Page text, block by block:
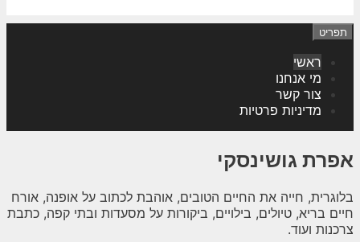
תפריט
ראשי
מי אנחנו
צור קשר
מדיניות פרטיות
אפרת גושינסקי
בלוגרית, חייה את החיים הטובים, אוהבת לכתוב על אופנה, אורח
חיים בריא, טיולים, בילויים, ביקורות על מסעדות ובתי קפה, כתבת
צרכנות ועוד.